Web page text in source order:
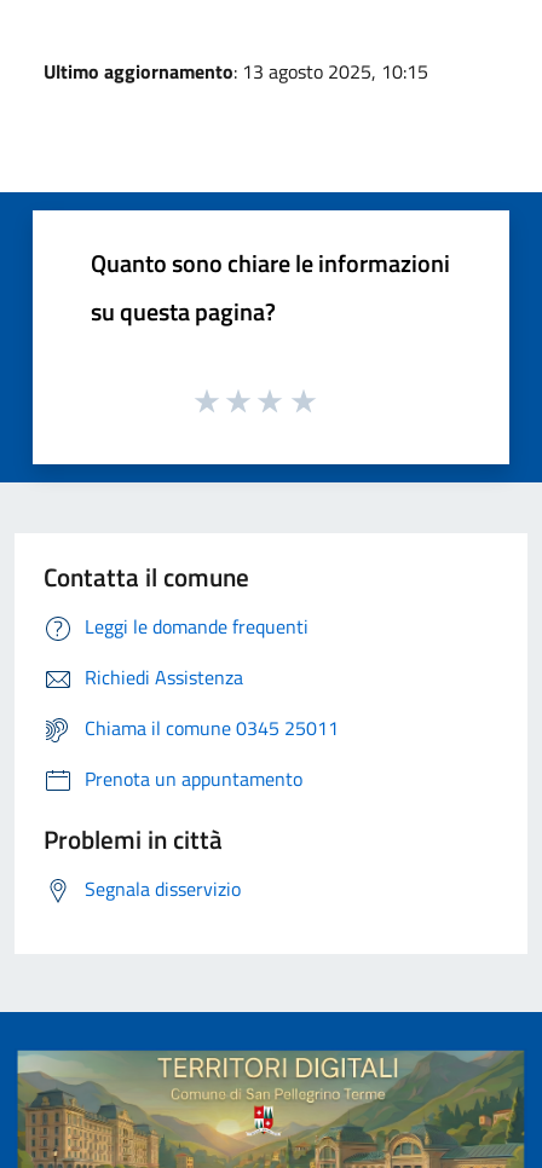
Ultimo aggiornamento: 13 agosto 2025, 10:15
Quanto sono chiare le informazioni
su questa pagina?
Contatta il comune
Leggi le domande frequenti
Richiedi Assistenza
Chiama il comune 0345 25011
Prenota un appuntamento
Problemi in città
Segnala disservizio